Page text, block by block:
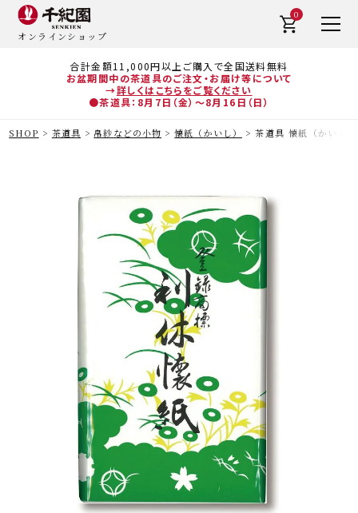
合計金額11,000円以上ご購入で全国送料無料
お盆期間中の茶道具のご注文・お届け等について
→詳しくはこちらをご覧ください
●茶道具：8月7日（金）～8月16日（日）
オンラインショップ
0
SHOP 茶道具 帛紗などの小物 懐紙（かいし） 茶道具 懐紙（かいし